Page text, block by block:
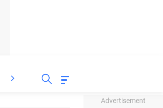
Advertisement
INSPIRASI BISNIS